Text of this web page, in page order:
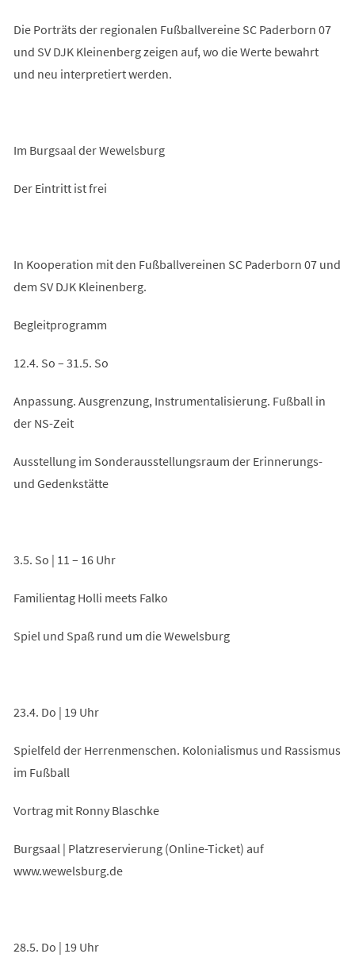
Die Porträts der regionalen Fußballvereine SC Paderborn 07
und SV DJK Kleinenberg zeigen auf, wo die Werte bewahrt
und neu interpretiert werden.
Im Burgsaal der Wewelsburg
Der Eintritt ist frei
In Kooperation mit den Fußballvereinen SC Paderborn 07 und
dem SV DJK Kleinenberg.
Begleitprogramm
12.4. So – 31.5. So
Anpassung. Ausgrenzung, Instrumentalisierung. Fußball in
der NS-Zeit
Ausstellung im Sonderausstellungsraum der Erinnerungs-
und Gedenkstätte
3.5. So | 11 – 16 Uhr
Familientag Holli meets Falko
Spiel und Spaß rund um die Wewelsburg
23.4. Do | 19 Uhr
Spielfeld der Herrenmenschen. Kolonialismus und Rassismus
im Fußball
Vortrag mit Ronny Blaschke
Burgsaal | Platzreservierung (Online-Ticket) auf
www.wewelsburg.de
28.5. Do | 19 Uhr